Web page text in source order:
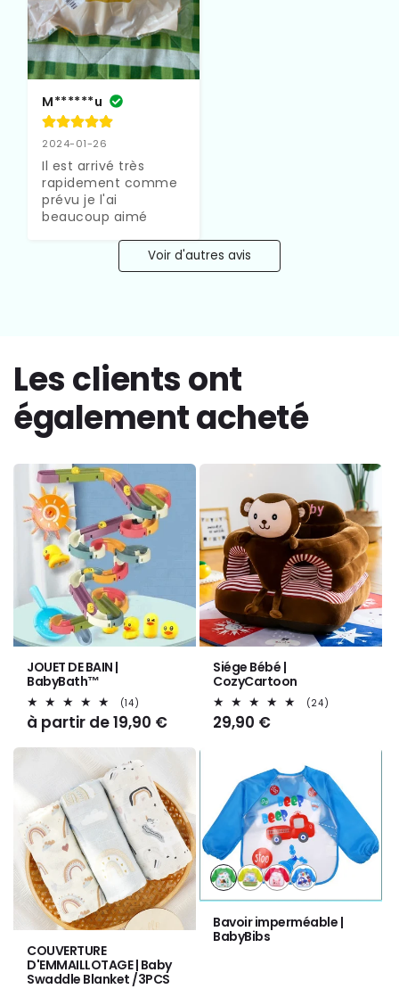
M******u
2024-01-26
Il est arrivé très
rapidement comme
prévu je l'ai
beaucoup aimé
Voir d'autres avis
Les clients ont
également acheté
JOUET DE BAIN |
BabyBath™
(14)
total
des
Prix
habituel
à partir de 19,90 €
Siége Bébé |
CozyCartoon
(24)
Prix
29,90 €
COUVERTURE
D'EMMAILLOTAGE | Baby
Swaddle Blanket /3PCS
Variante
épuisée
indisponible
Variante
épuisée
indisponible
Variante
épuisée
indisponible
Variante
épuisée
indisponible
Bavoir imperméable |
BabyBibs